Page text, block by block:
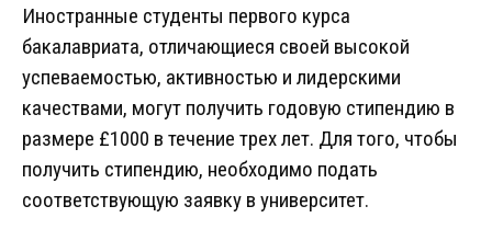
Иностранные студенты первого курса
бакалавриата, отличающиеся своей высокой
успеваемостью, активностью и лидерскими
качествами, могут получить годовую стипендию в
размере £1000 в течение трех лет. Для того, чтобы
получить стипендию, необходимо подать
соответствующую заявку в университет.